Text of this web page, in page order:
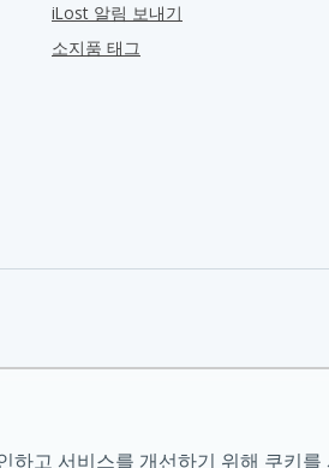
iLost 알림 보내기
소지품 태그
하고 서비스를 개선하기 위해 쿠키를